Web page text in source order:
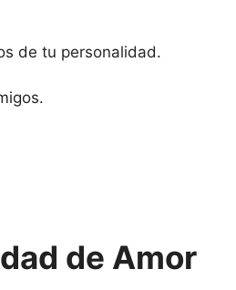
de tu personalidad.
de Amor